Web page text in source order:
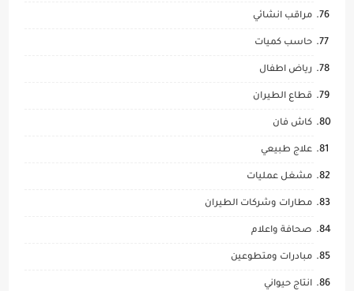
مراقب انشائي
حاسب كميات
رياض اطفال
قطاع الطيران
كاش فان
علاج طبيعي
مشغل عمليات
مطارات وشركات الطيران
صحافة واعلام
مبادرات ومتطوعين
انتاج حيواني